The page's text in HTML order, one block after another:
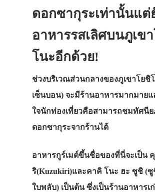
ดอกซากุระเท่านั้นแต่
อาหารรสเลิศบนภูเข
โนะอีกด้วย!
ช่วงบริเวณส่วนกลางของภูเขาโยชิ
เซ็นบอน) จะมีร้านอาหารมากมายแ
ใจนักท่องเที่ยวคือสามารถชมทัศนี
ดอกซากุระจากร้านได้
อาหารกูร์เมต์ขึ้นชื่อของที่นี่จะเป็น
ริ(Kuzukiri)และคาคิ โนะ ฮะ ซูชิ (
ใบพลับ) เป็นต้น ซึ่งเป็นร้านอาหารเ